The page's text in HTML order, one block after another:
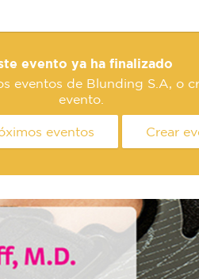
evento ya ha finalizado
eventos de Blunding S.A, o
evento.
eventos Crear